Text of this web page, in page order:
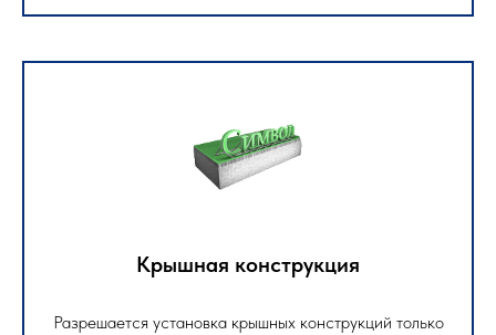
Крышная конструкция
Разрешается установка крышных конструкций только